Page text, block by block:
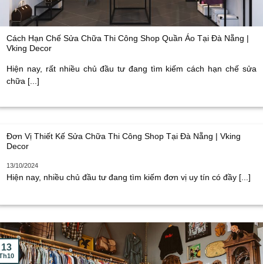
Cách Hạn Chế Sửa Chữa Thi Công Shop Quần Áo Tại Đà Nẵng |
Vking Decor
Hiện nay, rất nhiều chủ đầu tư đang tìm kiếm cách hạn chế sửa
chữa [...]
Đơn Vị Thiết Kế Sửa Chữa Thi Công Shop Tại Đà Nẵng | Vking
Decor
13/10/2024
Hiện nay, nhiều chủ đầu tư đang tìm kiếm đơn vị uy tín có đầy [...]
13